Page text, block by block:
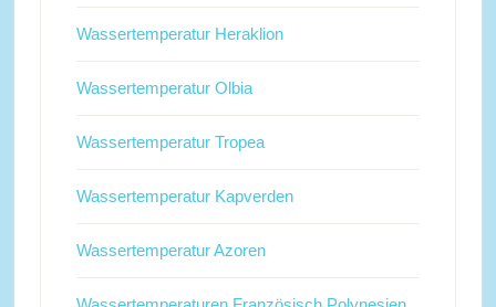
Wassertemperatur Heraklion
Wassertemperatur Olbia
Wassertemperatur Tropea
Wassertemperatur Kapverden
Wassertemperatur Azoren